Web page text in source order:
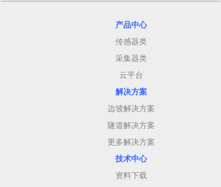
产品中心
传感器类
采集器类
云平台
解决方案
边坡解决方案
隧道解决方案
更多解决方案
技术中心
资料下载